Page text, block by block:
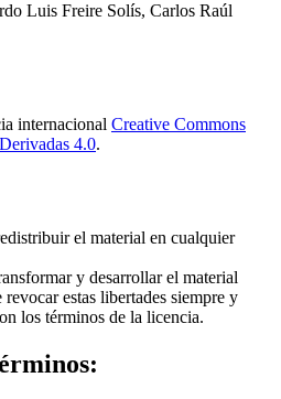
Luis Freire Solís, Carlos Raúl
internacional Creative Commons
4.0.
el material en cualquier
y desarrollar el material
estas libertades siempre y
los términos de la licencia.